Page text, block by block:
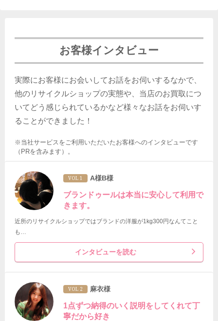
お客様インタビュー
実際にお客様にお会いしてお話をお伺いするなかで、
他のリサイクルショップの実態や、当店のお買取につ
いてどう感じられているかなど様々なお話をお伺いす
ることができました！
※当社サービスをご利用いただいたお客様へのインタビューです
（PRを含みます）。
VOL 1 A様B様
ブランドゥールは本当に安心して利用で
きます。
近所のリサイクルショップではブランドの洋服が1kg300円なんてこと
も…
インタビューを読む
VOL 2 麻衣様
1点ずつ納得のいく説明をしてくれて丁
寧だから好き